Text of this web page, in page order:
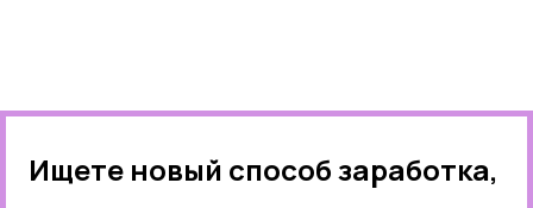
Ищете новый способ заработка,